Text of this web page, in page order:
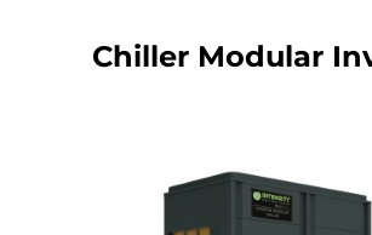
Chiller Modular